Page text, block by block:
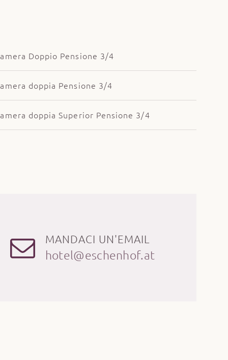
Doppio Pensione 3/4
doppia Pensione 3/4
doppia Superior Pensione 3/4
MANDACI UN'EMAIL
hotel@eschenhof.at